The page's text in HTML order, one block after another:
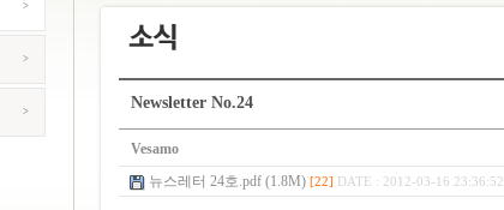
Newsletter No.24
Vesamo
뉴스레터 24호.pdf (1.8M) [22] DATE : 2012-03-16 23:36:52